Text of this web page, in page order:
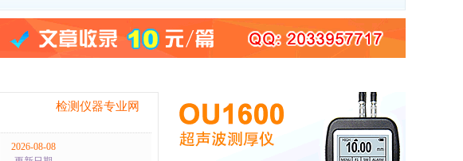
检测仪器专业网
2026-08-08